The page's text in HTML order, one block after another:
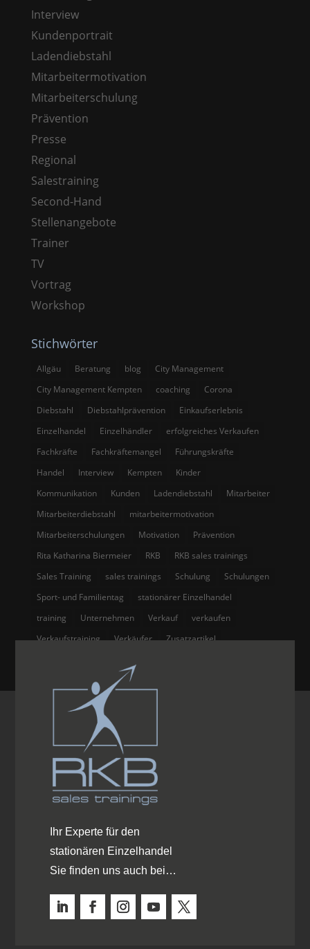
Interview
Kundenportrait
Ladendiebstahl
Mitarbeitermotivation
Mitarbeiterschulung
Prävention
Presse
Regional
Salestraining
Second-Hand
Stellenangebote
Trainer
TV
Vortrag
Workshop
Stichwörter
Allgäu Beratung blog
City Management
City Management Kempten
coaching
Corona
Diebstahl
Diebstahlprävention
Einkaufserlebnis
Einzelhandel
Einzelhändler
erfolgreiches Verkaufen
Fachkräfte
Fachkräftemangel
Führungskräfte
Handel
Interview Kempten
Kinder
Kommunikation
Kunden Ladendiebstahl
Mitarbeiter
Mitarbeiterdiebstahl
mitarbeitermotivation
Mitarbeiterschulungen
Motivation
Prävention
Rita Katharina Biermeier
RKB
RKB sales trainings
Sales Training
sales trainings Schulung
Schulungen
Sport- und Familientag
stationärer Einzelhandel
training
Unternehmen Verkauf
verkaufen
Verkaufstraining
Verkäufer Zusatzartikel
Ihr Experte für den
stationären Einzelhandel
Sie finden uns auch bei…